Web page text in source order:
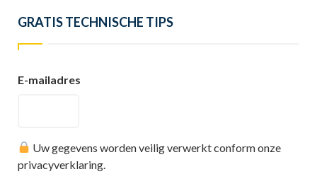
GRATIS TECHNISCHE TIPS
E-mailadres
Uw gegevens worden veilig verwerkt conform onze
privacyverklaring.